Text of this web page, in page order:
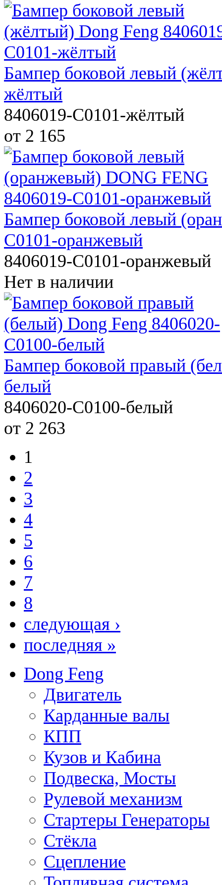
Бампер боковой левый
жёлтый
8406019-C0101-жёлтый
от 2 165
Бампер боковой левый
C0101-оранжевый
8406019-C0101-оранжевый
Нет в наличии
Бампер боковой правый
белый
8406020-C0100-белый
от 2 263
1
2
3
4
5
6
7
8
следующая ›
последняя »
Dong Feng
Двигатель
Карданные валы
КПП
Кузов и Кабина
Подвеска, Мосты
Рулевой механизм
Стартеры Генераторы
Стёкла
Сцепление